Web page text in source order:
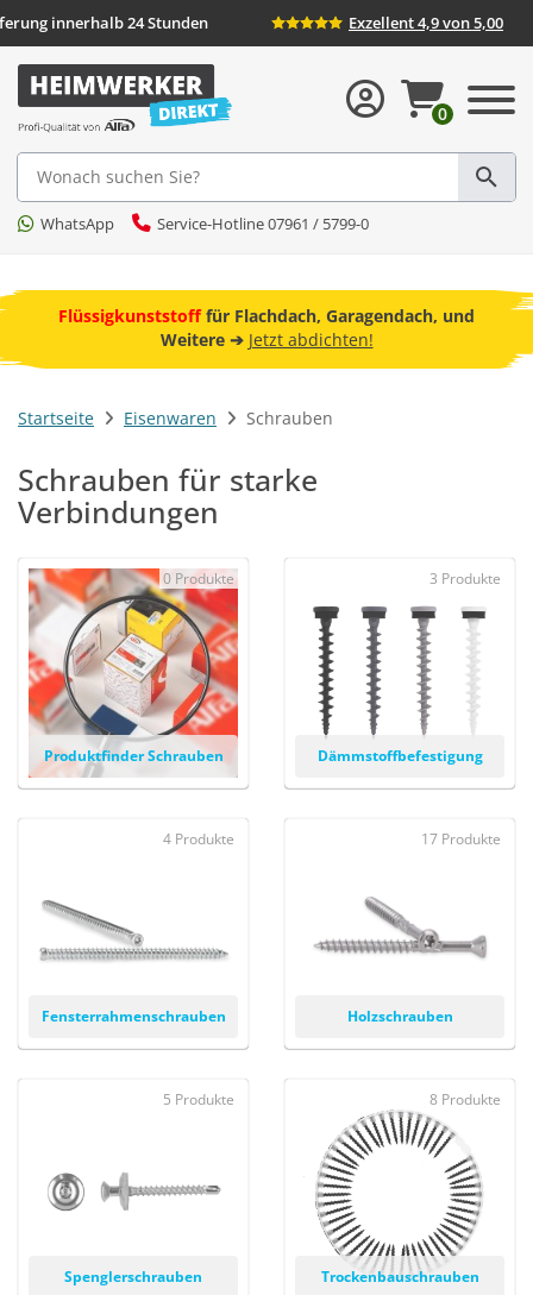
Lieferung innerhalb 24 Stunden Exzellent
Suche
WhatsApp Service-Hotline 07961 / 5799-0
0
Flüssigkunststofffür Flachdach, Garagendach, und
Weitere ➔ Jetzt abdichten!
Startseite Eisenwaren Schrauben
Schrauben für starke
Verbindungen
Produktfinder Schrauben
0 Produkte
Dämmstoffbefestigung
3 Produkte
Fensterrahmenschrauben
4 Produkte
Holzschrauben
17 Produkte
Spenglerschrauben
5 Produkte
Trockenbauschrauben
8 Produkte